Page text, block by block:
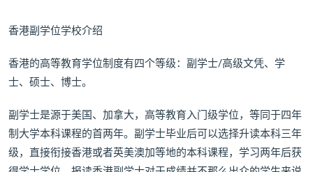
香港副学位学校介绍
香港的高等教育学位制度有四个等级：副学士/高级文凭、学
士、硕士、博士。
副学士是源于美国、加拿大，高等教育入门级学位，等同于四年
制大学本科课程的首两年。副学士毕业后可以选择升读本科三年
级，直接衔接香港或者英美澳加等地的本科课程，学习两年后获